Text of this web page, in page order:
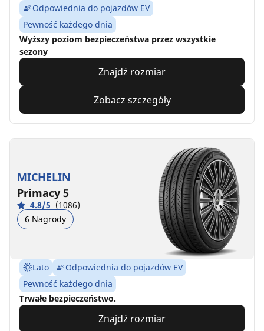
Odpowiednia do pojazdów EV
Pewność każdego dnia
Wyższy poziom bezpieczeństwa przez wszystkie
sezony
Znajdź rozmiar
Zobacz szczegóły
MICHELIN
Primacy 5
4.8/5 (1086)
6 Nagrody
Lato
Odpowiednia do pojazdów EV
Pewność każdego dnia
Trwałe bezpieczeństwo.
Znajdź rozmiar